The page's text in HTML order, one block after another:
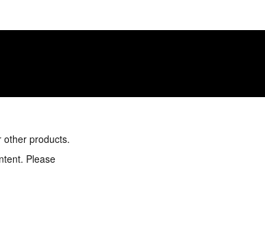
other products.
Please